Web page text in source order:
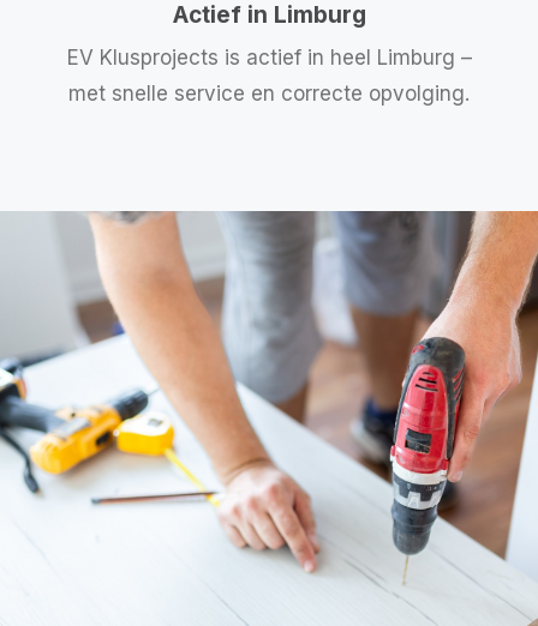
Actief in Limburg
EV Klusprojects is actief in heel Limburg –
met snelle service en correcte opvolging.